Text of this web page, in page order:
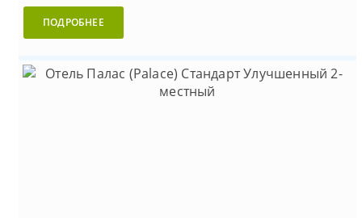
ПОДРОБНЕЕ